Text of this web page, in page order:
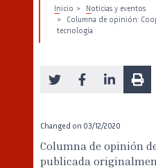
Inicio
Noticias y eventos
Columna de opinión:
tecnología
Changed on 03/12/2020
Columna de opinión
publicada